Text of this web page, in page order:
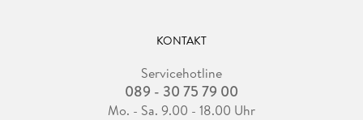
KONTAKT
Servicehotline
089 - 30 75 79 00
Mo. - Sa. 9.00 - 18.00 Uhr